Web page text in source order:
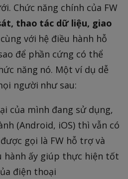
Chức năng chính của FW
thao tác dữ liệu, giao
với hệ điều hành hỗ
để phần cứng có thể
năng nó. Một ví dụ dễ
người như sau:
của mình đang sử dụng,
(Android, iOS) thì vẫn có
gọi là FW hỗ trợ và
hành ấy giúp thực hiện tốt
điện thoại